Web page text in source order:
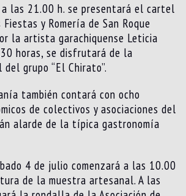
a las 21.00 h. se presentará el cartel
y Romería de San Roque
la artista garachiquense Leticia
horas, se disfrutará de la
grupo “El Chirato”.
también contará con ocho
de colectivos y asociaciones del
alarde de la típica gastronomía
4 de julio comenzará a las 10.00
de la muestra artesanal. A las